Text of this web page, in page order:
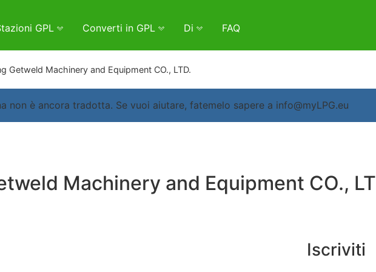
GPL Converti in GPL Di FAQ
Getweld Machinery and Equipment CO., LTD.
non è ancora tradotta. Se vuoi aiutare, fatemelo sapere a info@myLPG.eu
Machinery and Equipment CO.,
Iscriviti